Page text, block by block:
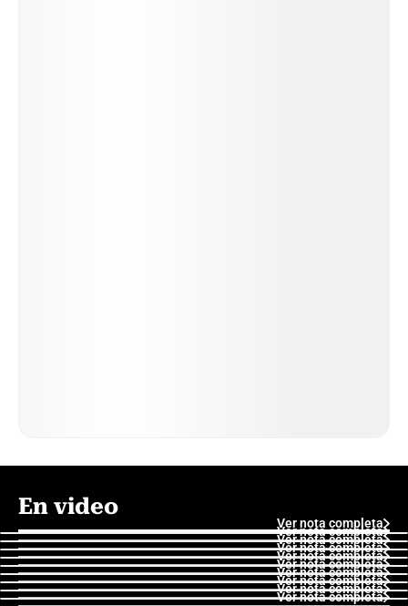
En video
Ver nota completa
Ver nota completa
Ver nota completa
Ver nota completa
Ver nota completa
Ver nota completa
Ver nota completa
Ver nota completa
Ver nota completa
Ver nota completa